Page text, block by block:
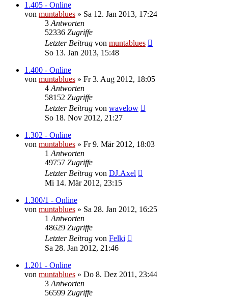
1.405 - Online
von muntablues » Sa 12. Jan 2013, 17:24
3 Antworten
52336 Zugriffe
Letzter Beitrag von muntablues
So 13. Jan 2013, 15:48
1.400 - Online
von muntablues » Fr 3. Aug 2012, 18:05
4 Antworten
58152 Zugriffe
Letzter Beitrag von wavelow
So 18. Nov 2012, 21:27
1.302 - Online
von muntablues » Fr 9. Mär 2012, 18:03
1 Antworten
49757 Zugriffe
Letzter Beitrag von DJ.Axel
Mi 14. Mär 2012, 23:15
1.300/1 - Online
von muntablues » Sa 28. Jan 2012, 16:25
1 Antworten
48629 Zugriffe
Letzter Beitrag von Felki
Sa 28. Jan 2012, 21:46
1.201 - Online
von muntablues » Do 8. Dez 2011, 23:44
3 Antworten
56599 Zugriffe